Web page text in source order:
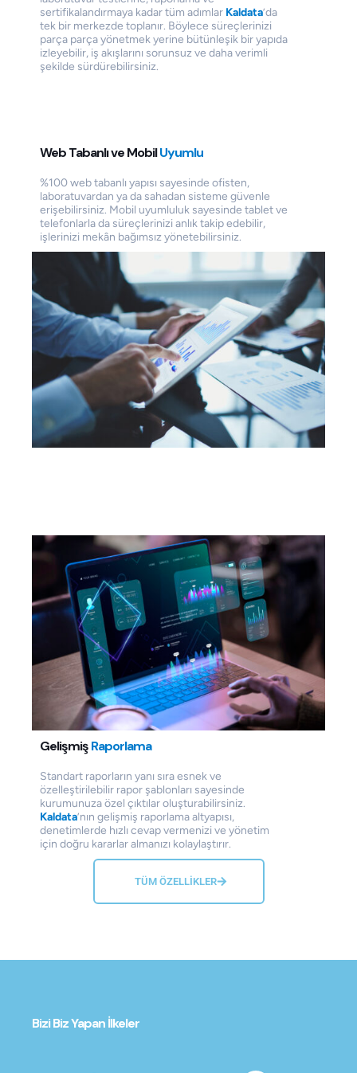
sertifikalandırmaya kadar tüm adımlar Kaldata’da
tek bir merkezde toplanır. Böylece süreçlerinizi
parça parça yönetmek yerine bütünleşik bir yapıda
izleyebilir, iş akışlarını sorunsuz ve daha verimli
şekilde sürdürebilirsiniz.
Web Tabanlı ve MobilUyumlu
%100 web tabanlı yapısı sayesinde ofisten,
laboratuvardan ya da sahadan sisteme güvenle
erişebilirsiniz. Mobil uyumluluk sayesinde tablet ve
telefonlarla da süreçlerinizi anlık takip edebilir,
işlerinizi mekân bağımsız yönetebilirsiniz.
GelişmişRaporlama
Standart raporların yanı sıra esnek ve
özelleştirilebilir rapor şablonları sayesinde
kurumunuza özel çıktılar oluşturabilirsiniz.
Kaldata’nın gelişmiş raporlama altyapısı,
denetimlerde hızlı cevap vermenizi ve yönetim
için doğru kararlar almanızı kolaylaştırır.
TÜM ÖZELLİKLER
Bizi Biz Yapan İlkeler